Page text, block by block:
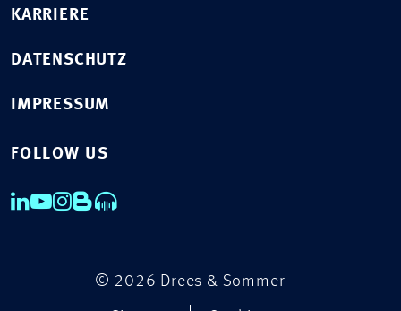
KARRIERE
DATENSCHUTZ
IMPRESSUM
FOLLOW US
© 2026 Drees & Sommer